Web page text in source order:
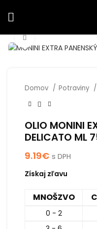
Domov Potraviny
OLIO MONINI
DELICATO ML
9.19€ s DPH
Získaj zľavu
MNOŠZVO
0 - 2